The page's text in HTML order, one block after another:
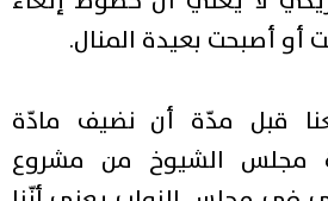
أو أصبحت بعيدة المنال.
قبل مدّة أن نضيف مادّة
مجلس الشيوخ من مشروع